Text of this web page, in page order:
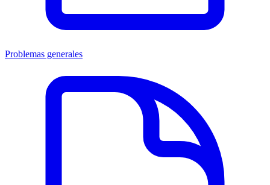
Problemas generales